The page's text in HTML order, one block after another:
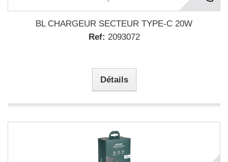
BL CHARGEUR SECTEUR TYPE-C 20W
Ref: 2093072
Détails